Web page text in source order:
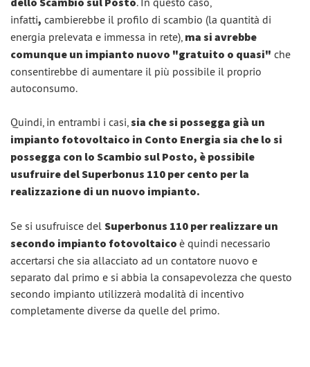
infatti, cambierebbe il profilo di scambio (la quantità di
energia prelevata e immessa in rete), ma si avrebbe
comunque un impianto nuovo "gratuito o quasi" che
consentirebbe di aumentare il più possibile il proprio
autoconsumo.
Quindi, in entrambi i casi,sia che si possegga già un
impianto fotovoltaico in Conto Energia sia che lo si
possegga con lo Scambio sul Posto, è possibile
usufruire del Superbonus 110 per cento per la
realizzazione di un nuovo impianto.
Se si usufruisce del Superbonus 110 per realizzare un
secondo impianto fotovoltaico è quindi necessario
accertarsi che sia allacciato ad un contatore nuovo e
separato dal primo e si abbia la consapevolezza che questo
secondo impianto utilizzerà modalità di incentivo
completamente diverse da quelle del primo.